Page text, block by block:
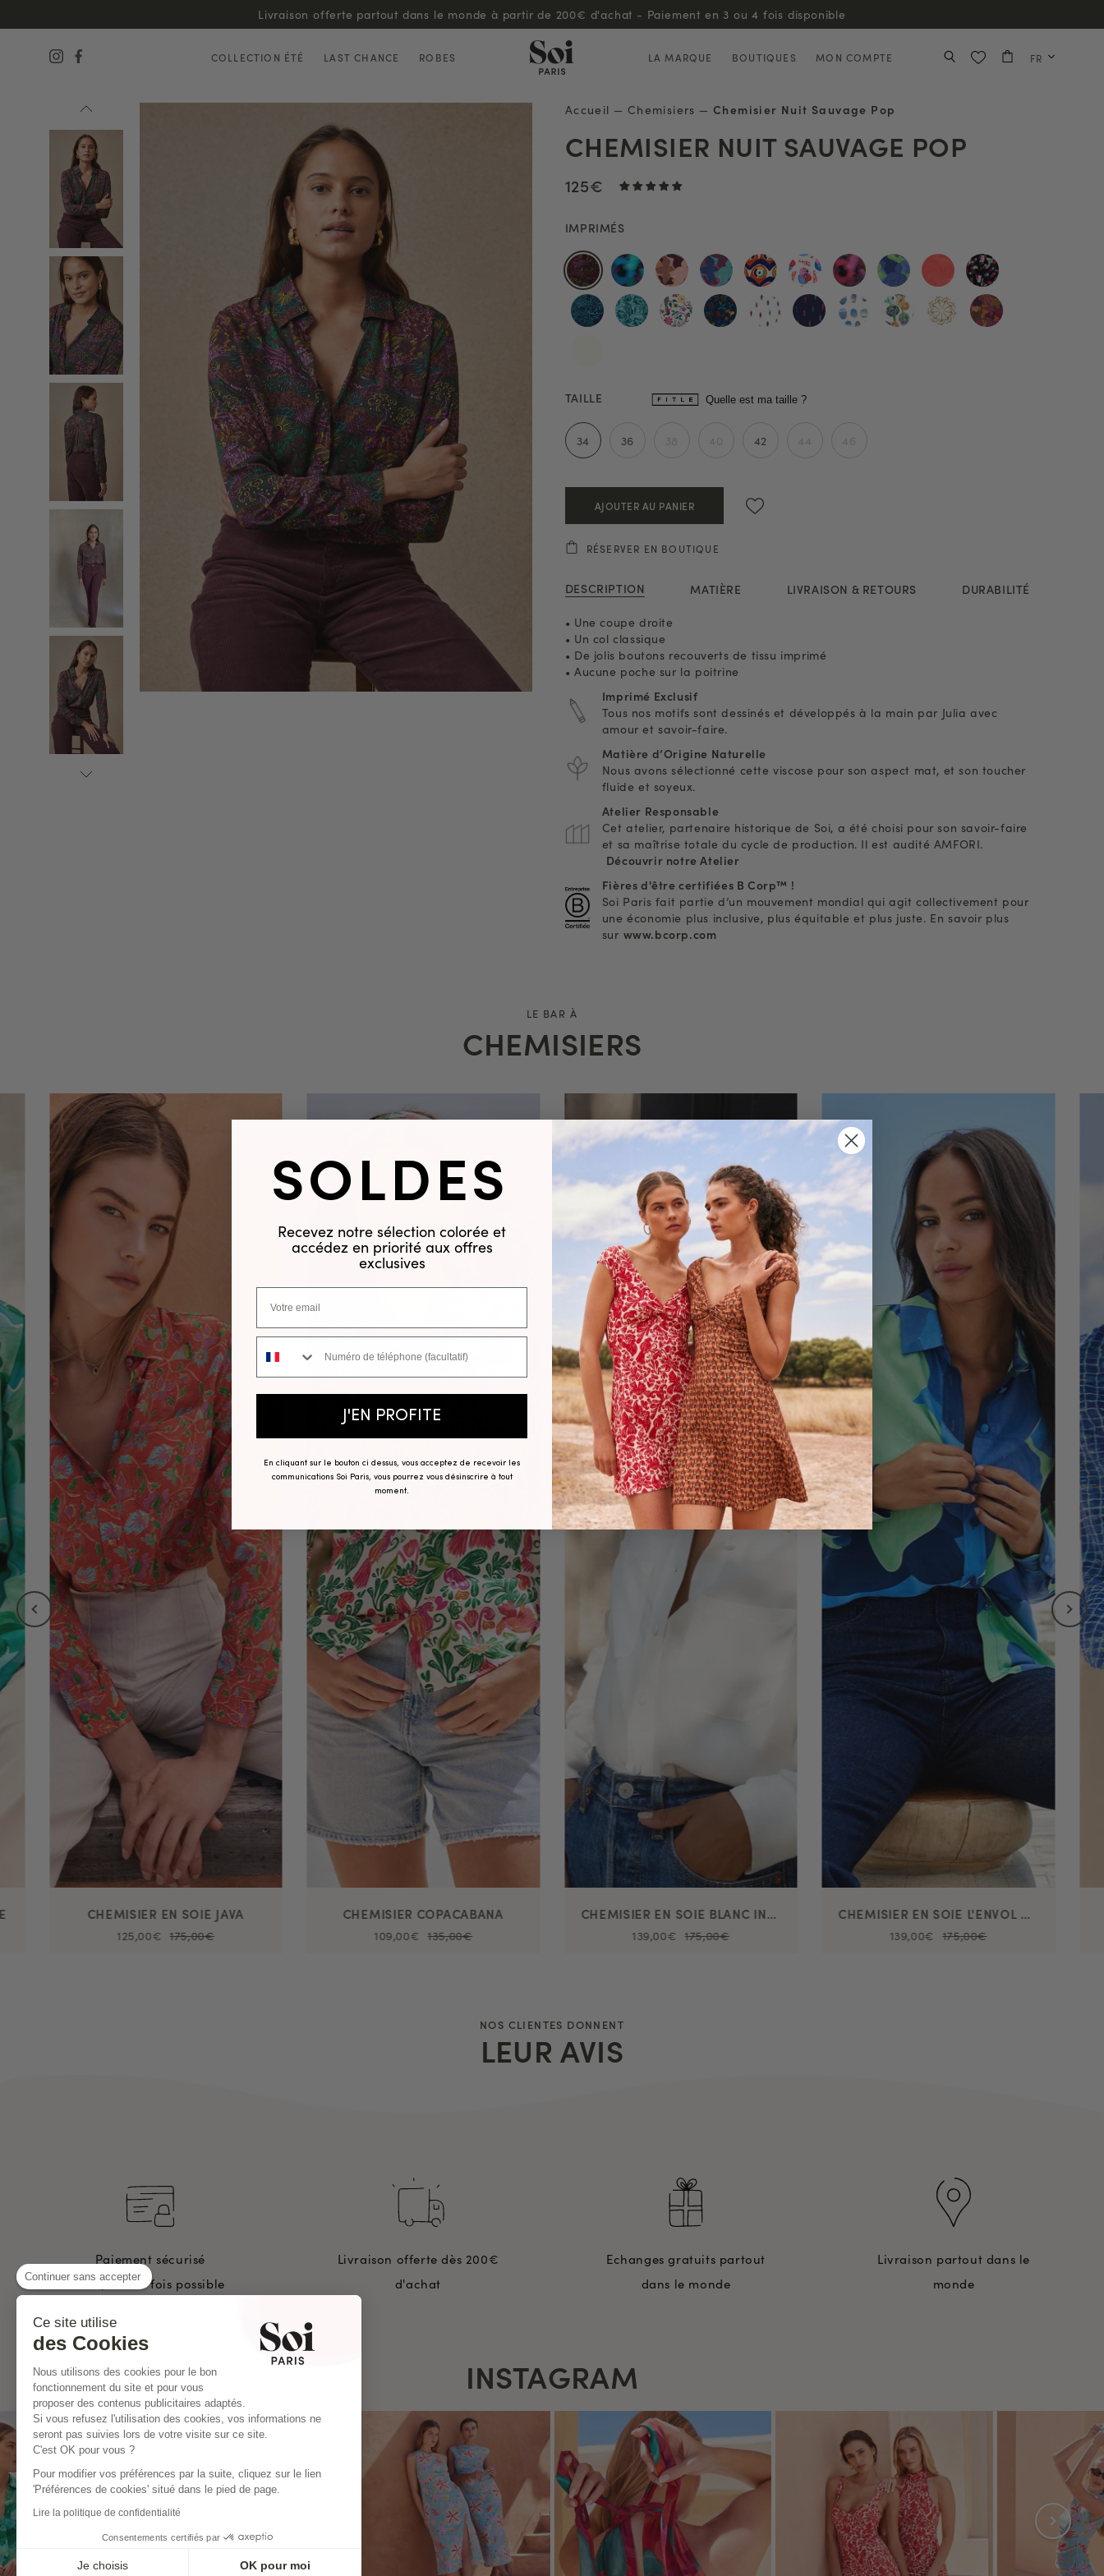
Découvrez notre programme de fidélité !
COLLECTION ÉTÉ LAST CHANCE ROBES LA MARQUE BOUTIQUES MON COMPTE FR
Accueil — Chemisiers — Chemisier Nuit Sauvage Pop
CHEMISIER NUIT SAUVAGE POP
125€
IMPRIMÉS
TAILLE Quelle est ma taille ?
34 36 42
AJOUTER AU PANIER
RÉSERVER EN BOUTIQUE
DESCRIPTION MATIÈRE LIVRAISON & RETOURS DURABILITÉ
• Une coupe droite
• Un col classique
• De jolis boutons recouverts de tissu imprimé
• Aucune poche sur la poitrine
Imprimé Exclusif
Tous nos motifs sont dessinés et développés à la main par Julia avec
amour et savoir-faire.
Matière d’Origine Naturelle
Nous avons sélectionné cette viscose pour son aspect mat, et son toucher
fluide et soyeux.
Atelier Responsable
Cet atelier, partenaire historique de Soi, a été choisi pour son savoir-faire
et sa maîtrise totale du cycle de production. Il est audité AMFORI.
Découvrir notre Atelier
Fières d'être certifiées B Corp™ !
Soi Paris fait partie d’un mouvement mondial qui agit collectivement pour
une économie plus inclusive, plus équitable et plus juste. En savoir plus
sur www.bcorp.com
LE BAR À
CHEMISIERS
CHEMISIER EN SOIE JAVA
125,00€ 175,00€
CHEMISIER COPACABANA
109,00€ 135,00€
CHEMISIER EN SOIE BLANC INNOCENT
139,00€ 175,00€
CHEMISIER EN SOIE L'ENVOL MOOREA
139,00€ 175,00€
NOS CLIENTES DONNENT
LEUR AVIS
Paiement sécurisé
En 2, 3 ou 4 fois possible
Livraison offerte dès 200€
d'achat
Echanges gratuits partout
dans le monde
Livraison partout dans le
monde
INSTAGRAM
Continuer sans accepter
Ce site utilise
des Cookies
Nous utilisons des cookies pour le bon
fonctionnement du site et pour vous
proposer des contenus publicitaires adaptés.
Si vous refusez l'utilisation des cookies, vos informations ne
seront pas suivies lors de votre visite sur ce site.
C'est OK pour vous ?
Pour modifier vos préférences par la suite, cliquez sur le lien
'Préférences de cookies' situé dans le pied de page.
Lire la politique de confidentialité
Consentements certifiés par
Je choisis OK pour moi
SOLDES
Recevez notre sélection colorée et
accédez en priorité aux offres
exclusives
Numéro de téléphone
J'EN PROFITE
En cliquant sur le bouton ci dessus, vous acceptez de recevoir les
communications Soi Paris, vous pourrez vous désinscrire à tout
moment.